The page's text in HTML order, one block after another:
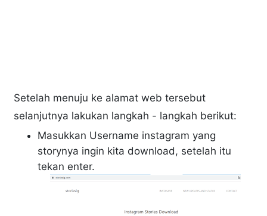
Setelah menuju ke alamat web tersebut
selanjutnya lakukan langkah - langkah berikut:
Masukkan Username instagram yang
storynya ingin kita download, setelah itu
tekan enter.